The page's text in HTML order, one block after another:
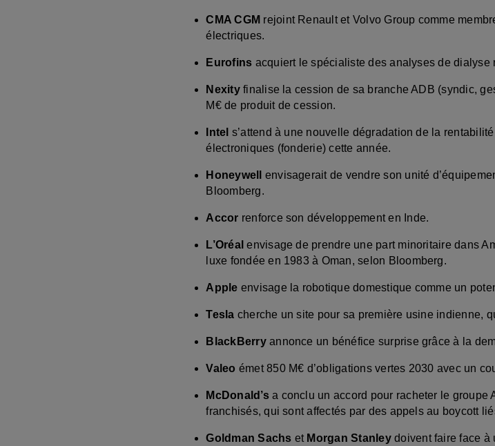
CMA CGM rejoint Renault et Volvo Group comme
électriques.
Eurofins acquiert le spécialiste des analyses de dialyse
Nexityfinalise la cession de sa branche ADB (syndic,
M€ de produit de cession.
Intel s’attend à une nouvelle dégradation de la
électroniques (fonderie) cette année.
Honeywell
envisagerait de vendre son unité
Bloomberg.
Accor renforce son développement en Inde.
L’Oréalenvisage de prendre une part minoritaire dans
luxe fondée en 1983 à Oman, selon Bloomberg.
Apple envisage la robotique domestique comme un
Tesla cherche un site pour sa première usine indienne,
BlackBerryannonce un bénéfice surprise grâce à la
Valeo émet 850 M€ d’obligations vertes 2030 avec un
McDonald’sa conclu un accord pour racheter le groupe
franchisés, qui sont affectés par des appels au boycott
Goldman Sachs et Morgan Stanleydoivent faire face à